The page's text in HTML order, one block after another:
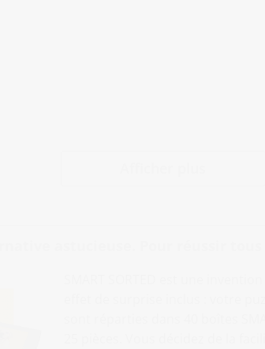
astucieuse. Pour réussir
SMART SORTED est une
effet de surprise inclus : votre
sont réparties dans 40 boîtes
25 pièces. Vous décidez de la